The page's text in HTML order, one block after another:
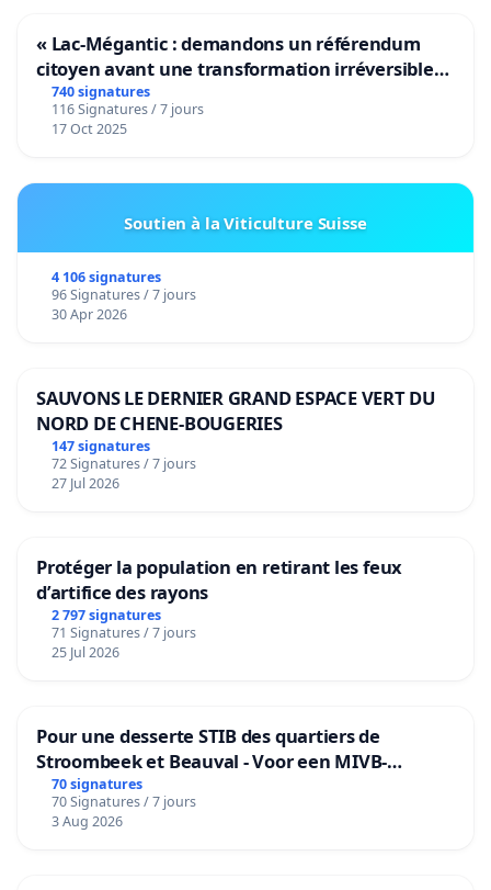
« Lac-Mégantic : demandons un référendum
citoyen avant une transformation irréversible
de notre territoire »
740 signatures
116 Signatures / 7 jours
17 Oct 2025
Soutien à la Viticulture Suisse
4 106 signatures
96 Signatures / 7 jours
30 Apr 2026
SAUVONS LE DERNIER GRAND ESPACE VERT DU
NORD DE CHENE-BOUGERIES
147 signatures
72 Signatures / 7 jours
27 Jul 2026
Protéger la population en retirant les feux
d’artifice des rayons
2 797 signatures
71 Signatures / 7 jours
25 Jul 2026
Pour une desserte STIB des quartiers de
Stroombeek et Beauval - Voor een MIVB-
bediening van de wijken Strombeek en Het
Voor
70 signatures
70 Signatures / 7 jours
3 Aug 2026